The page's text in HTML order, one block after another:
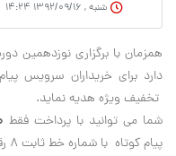
شنبه , ۱۳۹۲/۰۹/۱۶ ۱۴:۲۴
همزمان با برگزاری نوزدهمین
تخفیف ویژه هدیه نماید.
شما می توانید با پرداخت فقط
پیام کوتاه با شماره خط ثابت ۸ رقمی خود پیامک ارسال و دریافت نمائید .